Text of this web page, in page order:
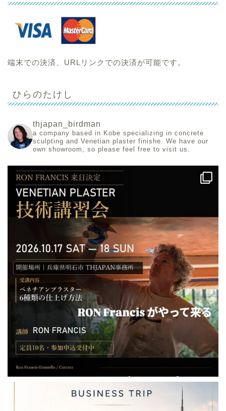
端末での決済、URLリンクでの決済が可能です。
ひらのたけし
thjapan_birdman
a company based in Kobe specializing in concrete
sculpting and Venetian plaster finishe. We have our
own showroom, so please feel free to visit us.